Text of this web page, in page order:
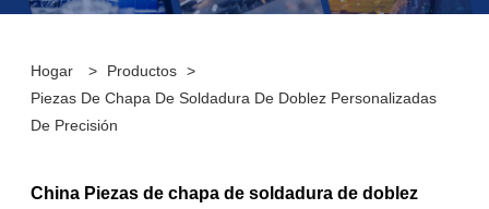
Hogar > Productos >
Piezas De Chapa De Soldadura De Doblez Personalizadas
De Precisión
China Piezas de chapa de soldadura de doblez